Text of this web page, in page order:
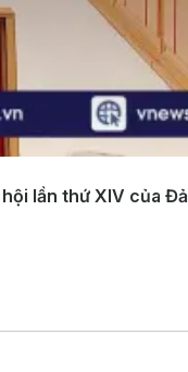
lần thứ XIV của